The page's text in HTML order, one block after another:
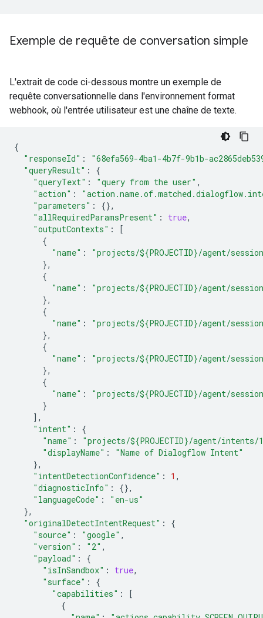
Exemple de requête de conversation simple
L'extrait de code ci-dessous montre un exemple de
requête conversationnelle dans l'environnement format
webhook, où l'entrée utilisateur est une chaîne de texte.
{
"responseId" :
"68efa569-4ba1-4b7f-9b1b-
"queryResult" :
{
"queryText" : "query from the user" ,
"action" :
"parameters" :
{},
"allRequiredParamsPresent" : true,
"outputContexts" :
[
{
"name" :
"projects/${PROJECTID}/agent/
},
{
"name" :
"projects/${PROJECTID}/agent/
},
{
"name" :
"projects/${PROJECTID}/agent/
},
{
"name" :
"projects/${PROJECTID}/agent/
},
{
"name" :
"projects/${PROJECTID}/agent/
}
],
"intent" :
{
"name" :
"projects/${PROJECTID}/agent/intents/
"displayName" :
"Name of Dialogflow Intent"
},
"intentDetectionConfidence" : 1 ,
"diagnosticInfo" :
{},
"languageCode" :
"en-us"
},
"originalDetectIntentRequest" :
{
"source" : "google" ,
"version" : "2" ,
"payload" :
{
"isInSandbox" : true,
"surface" :
{
"capabilities" :
[
{